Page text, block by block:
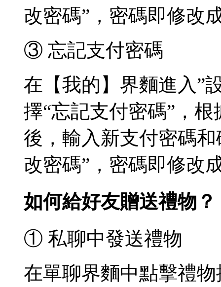
改密碼”，密碼即修改
③ 忘記支付密碼
在【我的】界麵進入”
擇“忘記支付密碼”，
後，輸入新支付密碼
改密碼”，密碼即修改
如何給好友贈送禮物？
① 私聊中發送禮物
在單聊界麵中點擊禮